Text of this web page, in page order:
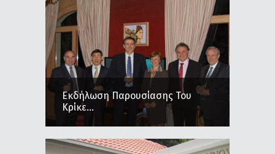
Εκδήλωση Παρουσίασης Του
Κρίκε...